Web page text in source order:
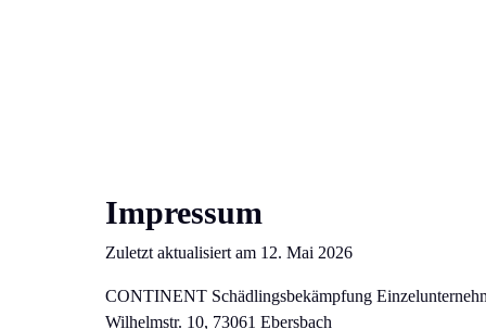
Impressum
Zuletzt aktualisiert am 12. Mai 2026
CONTINENT Schädlingsbekämpfung
Wilhelmstr. 10, 73061 Ebersbach